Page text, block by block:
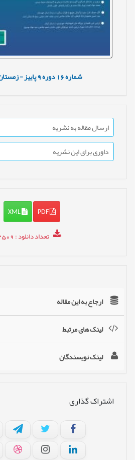
شماره16 دوره9 پاییز - زمستان
ارسال مقاله به نشریه
داوری برای این نشریه
PDF
XML
تعداد دانلود: 2509
ارجاع به این مقاله
لینک های مرتبط
لینک نویسندگان
اشتراک گذاری